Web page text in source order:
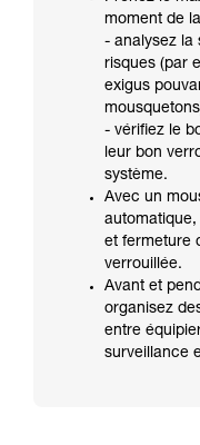
moment de
- analysez la
risques (par
exigus
- vérifiez le
leur bon
système.
Avec un
et fermeture
verrouillée.
Avant et
organisez
entre
surveillance